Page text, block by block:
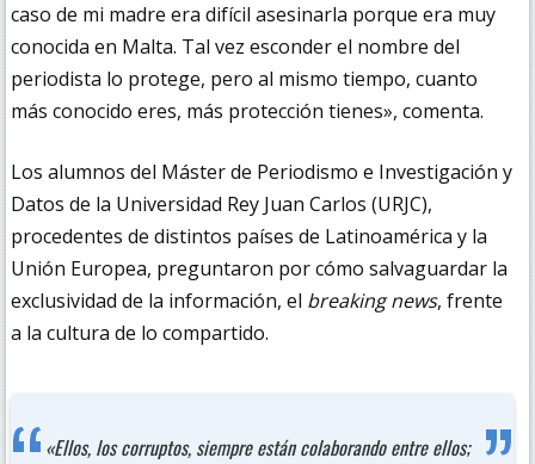
caso de mi madre era difícil asesinarla porque era muy
conocida en Malta. Tal vez esconder el nombre del
periodista lo protege, pero al mismo tiempo, cuanto
más conocido eres, más protección tienes», comenta.
Los alumnos del Máster de Periodismo e Investigación y
Datos de la Universidad Rey Juan Carlos (URJC),
procedentes de distintos países de Latinoamérica y la
Unión Europea, preguntaron por cómo salvaguardar la
exclusividad de la información, el breaking news, frente
a la cultura de lo compartido.
«Ellos, los corruptos, siempre están colaborando entre ellos;